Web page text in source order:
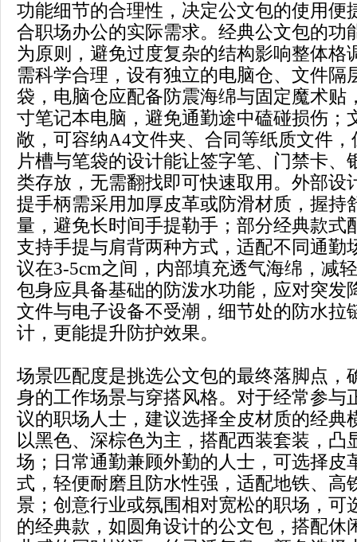
功能细节的合理性，决定公文包的使用便
合职场办公的实际需求。经典公文包的功
为原则，避免过度复杂的结构影响整体格
需科学合理，设有独立的电脑仓、文件隔
袋，电脑仓应配备防震海绵与固定魔术贴
寸笔记本电脑，避免通勤途中磕碰损伤；
敞，可容纳A4文件夹、合同等纸质文件
片槽与笔袋的设计能让签字笔、门禁卡、
类存放，无需翻找即可快速取用。外部设
提手柄需采用加厚皮革或防滑材质，握持
量，避免长时间手提勒手；部分经典款式
支持手提与肩背两种方式，适配不同通勤
议在3-5cm之间，内部填充透气海绵，减
包身应具备基础的防泼水功能，应对突发
文件与电子设备不受潮，细节处的防水拉
计，更能提升防护效果。
场景匹配度是挑选公文包的最终落脚点，
身的工作场景与穿搭风格。对于经常参与
议的职场人士，建议选择全皮材质的经典
以黑色、深棕色为主，搭配西装套装，凸
场；日常通勤兼顾外勤的人士，可选择皮
式，轻便耐磨且防水性强，适配地铁、高
景；创意行业或氛围相对宽松的职场，可
的经典款，如圆角设计的公文包，搭配休